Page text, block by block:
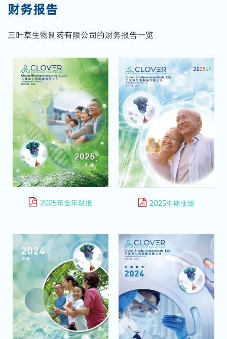
财务报告
三叶草生物制药有限公司的财务报告一览
2025年全年财报 2025中期业绩